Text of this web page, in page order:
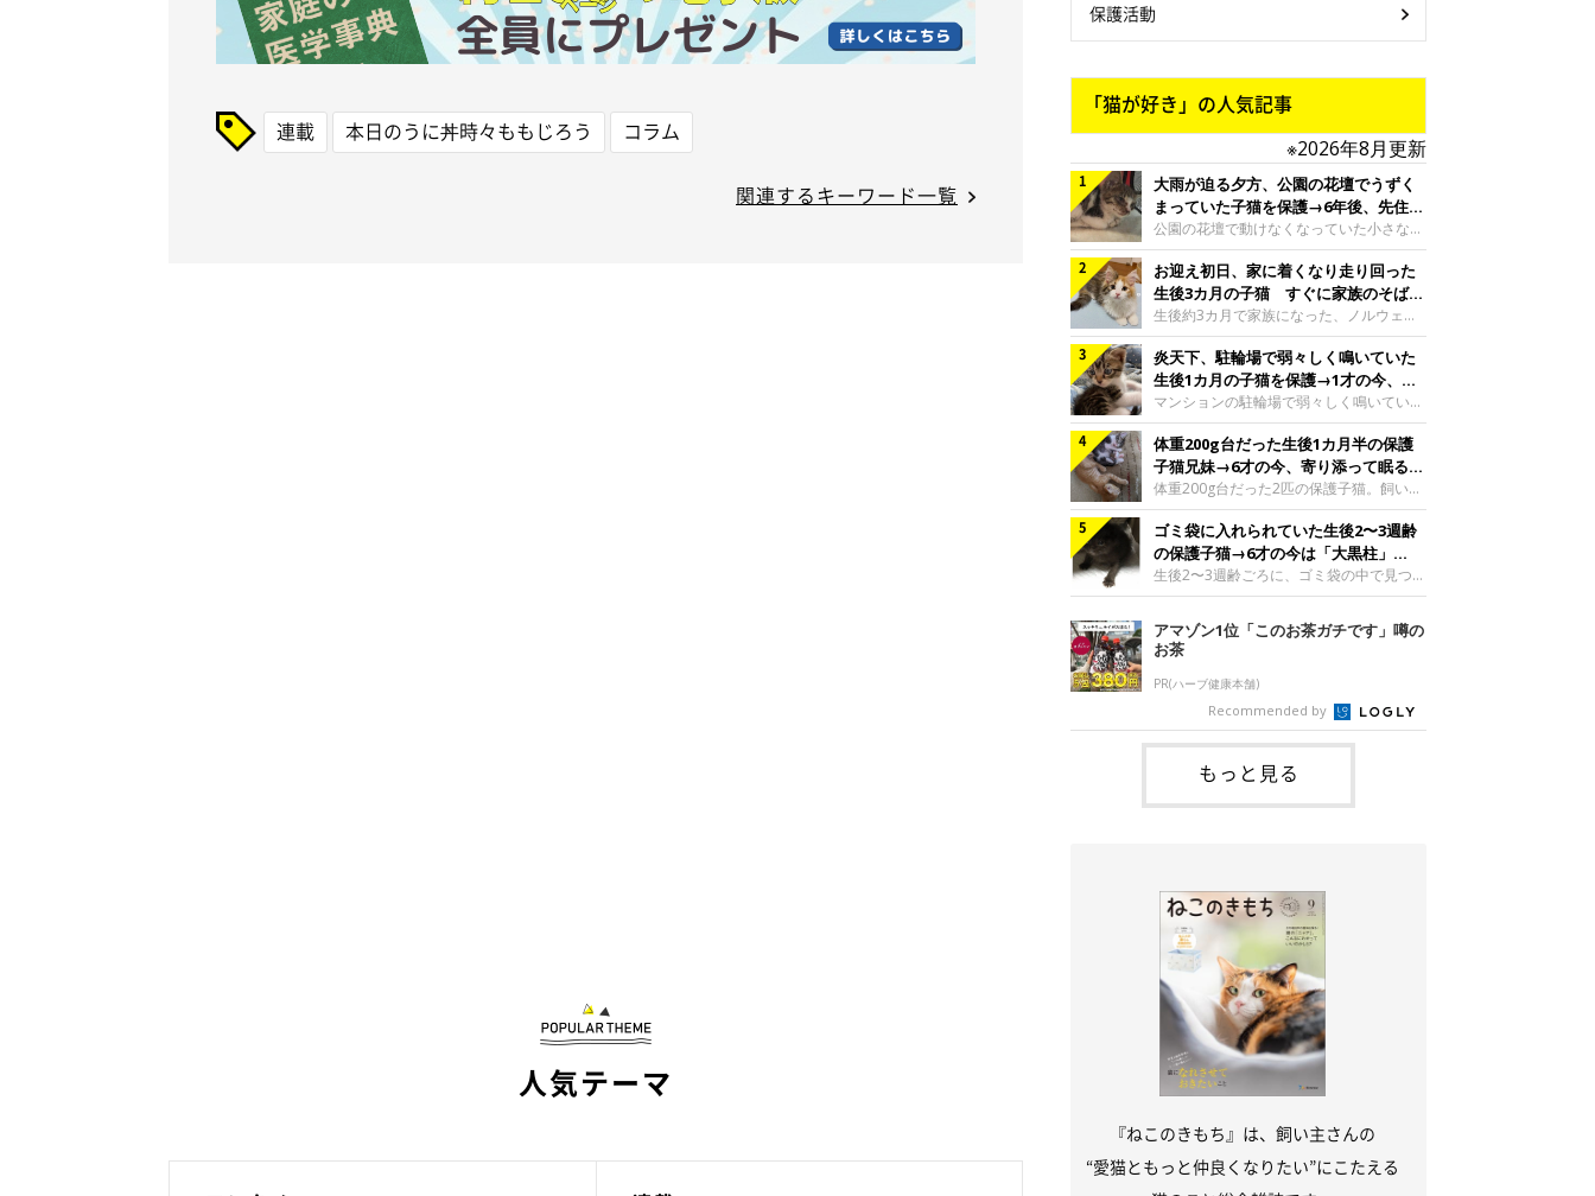
連載 本日のうに丼時々ももじろう コラム
関連するキーワード一覧
人気テーマ
保護活動
「猫が好き」の人気記事
※2026年8月更新
大雨が迫る夕方、公園の花壇でうずく
まっていた子猫を保護→6年後、先住猫
と“姉妹”のような関係に
公園の花壇で動けなくなっていた小さな子
猫。家族に迎えられてから6年、先住猫と
の間には深い絆が育まれていました。保護
当時のティダちゃん。
@muumuu62197189紹介するのは、
X（旧Twitter）ユーザー
@muumuu62197189さんの愛猫・ティダ
ちゃん（取材時6才）の成長記録です。こ
ちらは、生後3カ月ごろのティダちゃん。
飼い主さんが出会ったのは、夜から大雨に
なると予報されていた日の夕方でした。花
壇で動けずにいた子猫保護したばかりのテ
ィダちゃん。@muumuu62197189飼い主
さんは、公園の
お迎え初日、家に着くなり走り回った
生後3カ月の子猫 すぐに家族のそばで
落ち着く姿に「迎えてよかった」
生後約3カ月で家族になった、ノルウェー
ジャンフォレストキャットの子猫。お迎え
翌日には、すでに家でくつろぐ様子を見せ
ていました。お迎え翌日、ベッドでうとう
とするむうちゃんお迎え翌日のむうちゃ
ん。@umimugi0304紹介するのは、
Instagramユーザー@umimugi0304さんの
愛猫・むうちゃん（撮影時、生後約3カ月
／ノルウェージャンフォレストキャッ
ト）。こちらは、お迎え翌日に撮影された
一枚。ゴハンをお腹いっぱい食べたむうち
ゃんは眠くなり、飼い主さん夫婦のベッド
でうとうとし始めたのだとか。飼い主さ
炎天下、駐輪場で弱々しく鳴いていた
生後1カ月の子猫を保護→1才の今、筋
肉質でツンデレなコに成長
マンションの駐輪場で弱々しく鳴いてい
た、生後1カ月ほどの子猫。家族に迎えら
れてから1年、体も行動も大きく成長しま
した。炎天下の駐輪場で鳴いていた小さな
子猫保護当時のモモちゃん。@Kingponzu
紹介するのは、X（旧Twitter）ユーザー
@Kingponzuさんの愛猫・モモちゃん（取
材時1才）の成長記録です。こちらは、モ
モちゃんが生後1カ月ごろに撮影された一
枚。飼い主さんの自宅マンションの駐輪場
です。子猫時代のモモちゃん。
@Kingponzuその日は気温が35℃を
体重200g台だった生後1カ月半の保護
子猫兄妹→6才の今、寄り添って眠る姿
にほっこり！
体重200g台だった2匹の保護子猫。飼い主
さんの家族になってから6年、ともに成長
するなかで、2匹の関係にも少しずつ変化
が見られました。家族になったばかりの小
さな兄妹猫（写真上から）妹猫・てんちゃ
ん、兄猫・ラムくん。@ten_ramu紹介す
るのは、X（旧Twitter）ユーザー
@ten_ramuさんの愛猫・ラムくんとてん
ちゃん（ともに取材時6才）の成長記録で
す。この写真は、お迎えして間もない生後
1カ月半ごろの2匹。当時、ラムくんは260
グラム、てんちゃんは209グラムと、どち
らもとても小さな体でした。2匹
ゴミ袋に入れられていた生後2〜3週齢
の保護子猫→6才の今は「大黒柱」
に！ 美しい黒猫に成長した姿にグッ
とくる
生後2〜3週齢ごろに、ゴミ袋の中で見つか
った小さな命。ミルクから育てられたその
子猫は今、家族に欠かせない存在へと成長
しました。ゴミ袋の中で見つかった、ミニ
モグラのような子猫よちよち歩きをしてい
たころの、生後2〜3週齢ごろのドンちゃ
ん。@doddou_1今回紹介するのは、
X（旧Twitter）ユーザー@doddou_1さん
の愛猫・ドンちゃん（取材時、推定6才／
本名：ドミトリー・ドンスコイ）。ドンち
ゃんは、保護猫でした。ドンちゃんが見つ
かったのは、飼い主さんの姉の勤め先の敷
アマゾン1位「このお茶ガチです」噂の
お茶
PR(ハーブ健康本舗)
Recommended by
もっと見る
『ねこのきもち』は、飼い主さんの
“愛猫ともっと仲良くなりたい”にこたえる